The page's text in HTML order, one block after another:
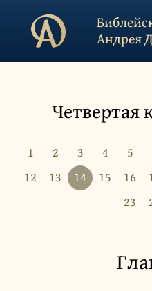
Андрея
Четвертая
1 2 3 4 5
12
13 14 15 16
23